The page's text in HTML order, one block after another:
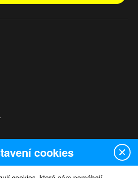
cookies